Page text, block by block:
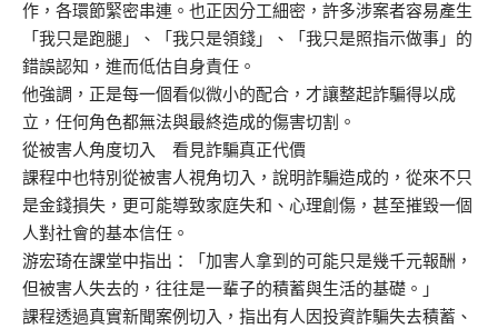
作，各環節緊密串連。也正因分工細密，許多涉案者容易產生
「我只是跑腿」、「我只是領錢」、「我只是照指示做事」的
錯誤認知，進而低估自身責任。
他強調，正是每一個看似微小的配合，才讓整起詐騙得以成
立，任何角色都無法與最終造成的傷害切割。
從被害人角度切入 看見詐騙真正代價
課程中也特別從被害人視角切入，說明詐騙造成的，從來不只
是金錢損失，更可能導致家庭失和、心理創傷，甚至摧毀一個
人對社會的基本信任。
游宏琦在課堂中指出：「加害人拿到的可能只是幾千元報酬，
但被害人失去的，往往是一輩子的積蓄與生活的基礎。」
課程透過真實新聞案例切入，指出有人因投資詐騙失去積蓄、